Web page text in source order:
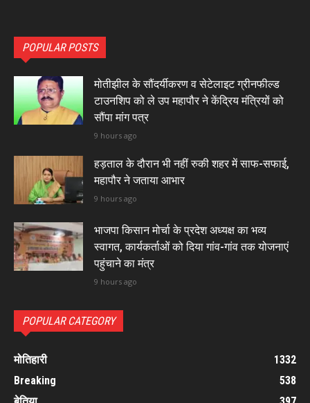
POPULAR POSTS
मोतीझील के सौंदर्यीकरण व सेटेलाइट ग्रीनफील्ड
टाउनशिप को ले उप महापौर ने केंद्रिय मंत्रियों को
सौंपा मांग पत्र
9 hours ago
हड़ताल के दौरान भी नहीं रुकी शहर में साफ-सफाई,
महापौर ने जताया आभार
9 hours ago
भाजपा किसान मोर्चा के प्रदेश अध्यक्ष का भव्य
स्वागत, कार्यकर्ताओं को दिया गांव-गांव तक योजनाएं
पहुंचाने का मंत्र
9 hours ago
POPULAR CATEGORY
मोतिहारी
1332
Breaking
538